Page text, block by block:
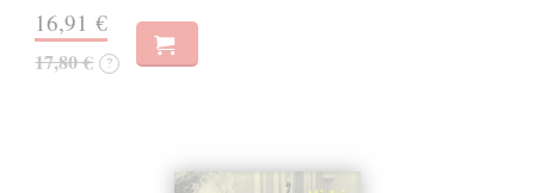
16,91 €
17,80 € ?